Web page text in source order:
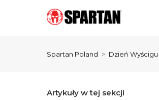
Spartan Poland Dzień Wyścigu
Artykuły w tej sekcji